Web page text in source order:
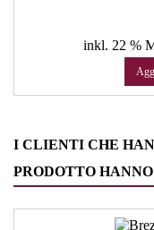
inkl. 22 %
I CLIENTI CHE
PRODOTTO